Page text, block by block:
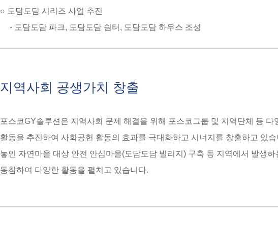
○ 도담도담 시리즈 사업 추진
- 도담도담 파크, 도담도담 쉼터, 도담도담 하우스 조성
지역사회 공생가치 창출
포스코GY솔루션은 지역사회 문제 해결을 위해 포스코그룹 및 지역단체 등 다
활동을 추진하여 사회공헌 활동의 효과를 극대화하고 시너지를 창출하고 있
놓인 자연마을 대상 안전 안심마을(도담도담 빌리지) 구축 등 지역에서 발생
동참하여 다양한 활동을 펼치고 있습니다.